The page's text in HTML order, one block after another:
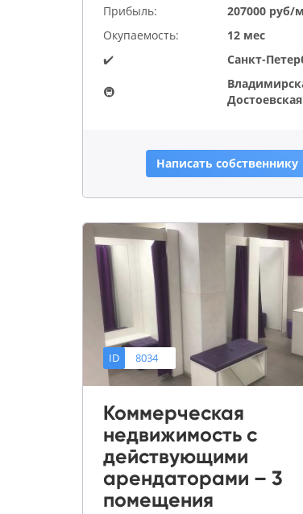
Прибыль:
207000 руб/
Окупаемость:
12 мес
✔️
Санкт-
🚇
Достоевская
Написать собственнику
ID 8034
Коммерческая
недвижимость с
действующими
арендаторами – 3
помещения